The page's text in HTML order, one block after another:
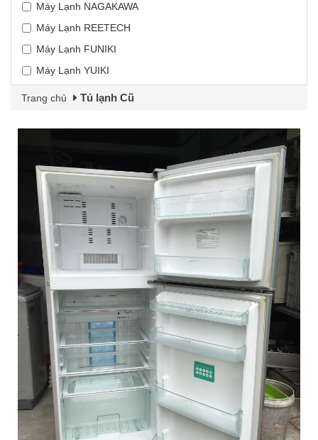
Máy Lạnh NAGAKAWA
Máy Lạnh REETECH
Máy Lạnh FUNIKI
Máy Lạnh YUIKI
Trang chủ Tủ lạnh Cũ